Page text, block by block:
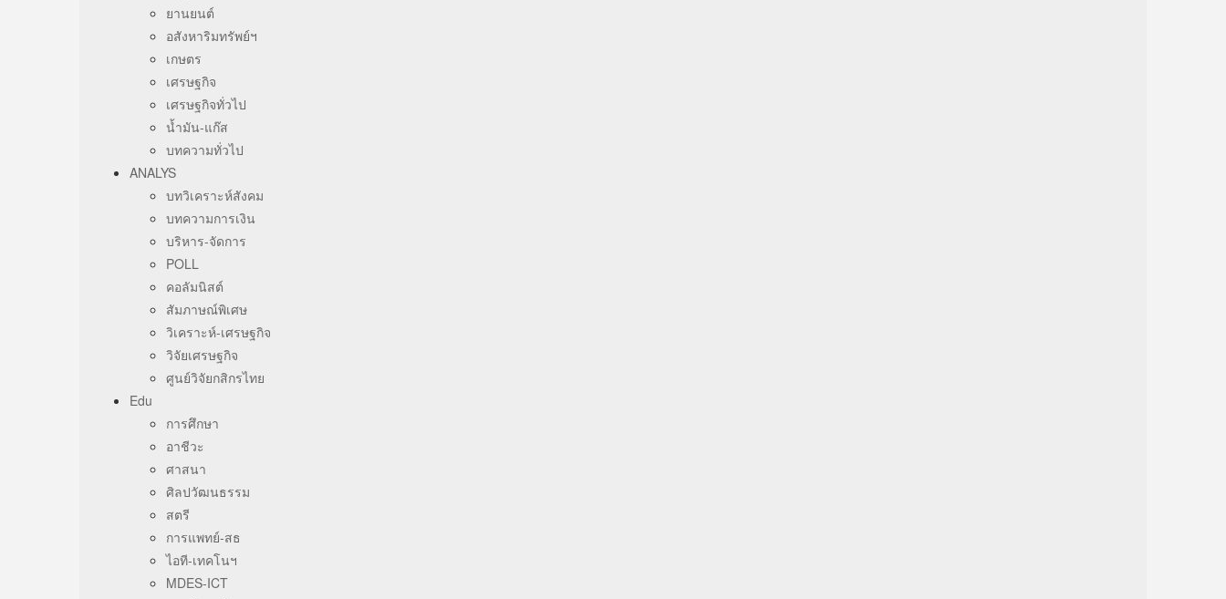
ยานยนต์
อสังหาริมทรัพย์ฯ
เกษตร
เศรษฐกิจ
เศรษฐกิจทั่วไป
น้ำมัน-แก๊ส
บทความทั่วไป
ANALYS
บทวิเคราะห์สังคม
บทความการเงิน
บริหาร-จัดการ
POLL
คอลัมนิสต์
สัมภาษณ์พิเศษ
วิเคราะห์-เศรษฐกิจ
วิจัยเศรษฐกิจ
ศูนย์วิจัยกสิกรไทย
Edu
การศึกษา
อาชีวะ
ศาสนา
ศิลปวัฒนธรรม
สตรี
การแพทย์-สธ
ไอที-เทคโนฯ
MDES-ICT